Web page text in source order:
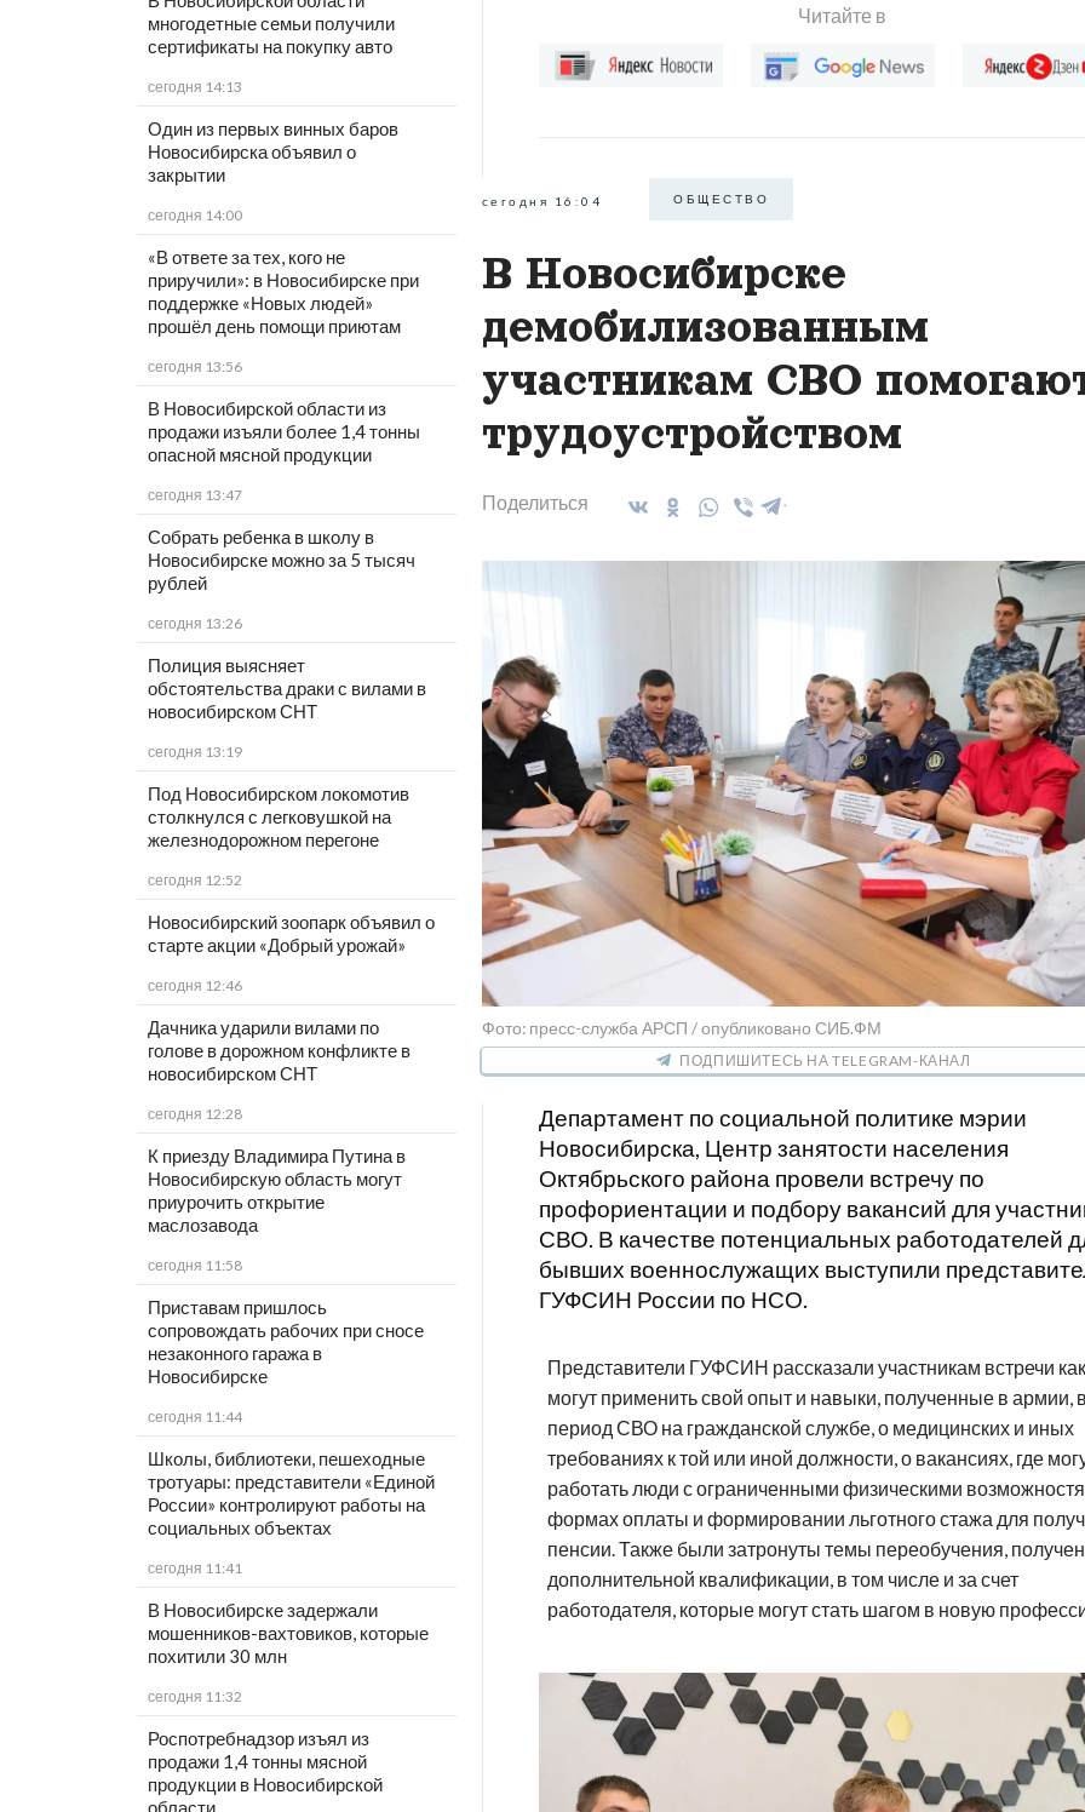
многодетные семьи получили
сертификаты на покупку авто
сегодня 14:13
Один из первых винных баров
Новосибирска объявил о
закрытии
сегодня 14:00
«В ответе за тех, кого не
приручили»: в Новосибирске при
поддержке «Новых людей»
прошёл день помощи приютам
сегодня 13:56
В Новосибирской области из
продажи изъяли более 1,4 тонны
опасной мясной продукции
сегодня 13:47
Собрать ребенка в школу в
Новосибирске можно за 5 тысяч
рублей
сегодня 13:26
Полиция выясняет
обстоятельства драки с вилами в
новосибирском СНТ
сегодня 13:19
Под Новосибирском локомотив
столкнулся с легковушкой на
железнодорожном перегоне
сегодня 12:52
Новосибирский зоопарк объявил о
старте акции «Добрый урожай»
сегодня 12:46
Дачника ударили вилами по
голове в дорожном конфликте в
новосибирском СНТ
сегодня 12:28
К приезду Владимира Путина в
Новосибирскую область могут
приурочить открытие
маслозавода
сегодня 11:58
Приставам пришлось
сопровождать рабочих при сносе
незаконного гаража в
Новосибирске
сегодня 11:44
Школы, библиотеки, пешеходные
тротуары: представители «Единой
России» контролируют работы на
социальных объектах
сегодня 11:41
В Новосибирске задержали
мошенников-вахтовиков, которые
похитили 30 млн
сегодня 11:32
Роспотребнадзор изъял из
продажи 1,4 тонны мясной
продукции в Новосибирской
Читайте в
сегодня 16:04 ОБЩЕСТВО
В Новосибирске
демобилизованным
участникам СВО
трудоустройством
Поделиться
Фото: пресс-служба АРСП / опубликовано СИБ.ФМ
ПОДПИШИТЕСЬ НА TELEGRAM-КАНАЛ
Департамент по социальной политике мэрии
Новосибирска, Центр занятости населения
Октябрьского района провели встречу по
профориентации и подбору вакансий для
СВО. В качестве потенциальных работодателей
бывших военнослужащих выступили
ГУФСИН России по НСО.
Представители ГУФСИН рассказали участникам встречи
могут применить свой опыт и навыки, полученные в армии,
период СВО на гражданской службе, о медицинских и иных
требованиях к той или иной должности, о вакансиях, где
работать люди с ограниченными физическими
формах оплаты и формировании льготного стажа для
пенсии. Также были затронуты темы переобучения,
дополнительной квалификации, в том числе и за счет
работодателя, которые могут стать шагом в новую